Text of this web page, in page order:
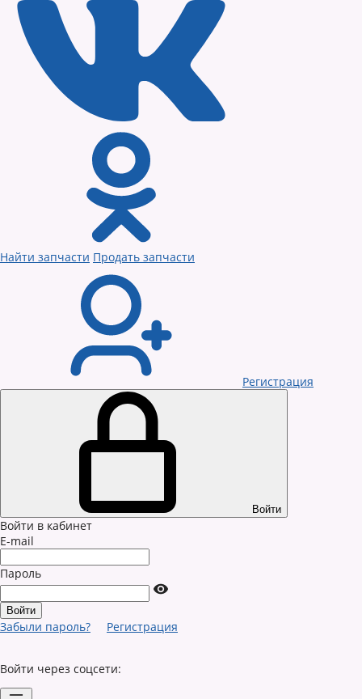
Найти запчасти Продать запчасти
Регистрация
Войти
Войти в кабинет
E-mail
Пароль
Забыли пароль? Регистрация
Войти через соцсети: